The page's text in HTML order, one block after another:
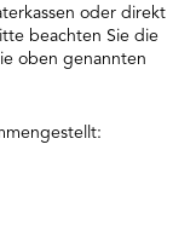
oder direkt
beachten Sie die
oben genannten